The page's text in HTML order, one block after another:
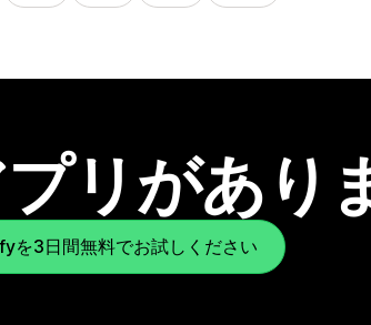
リがあり
を3日間無料でお試しください